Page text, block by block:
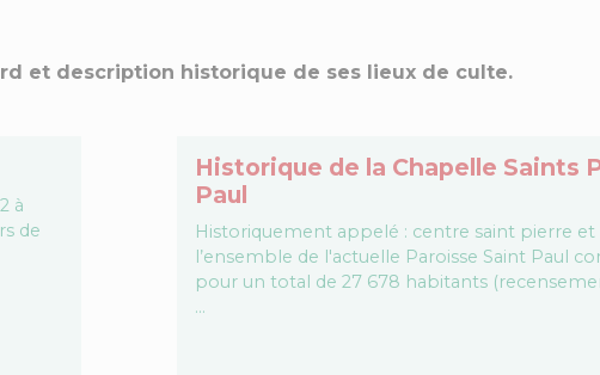
et description historique de ses lieux de culte.
à
de
Historique de la Chapelle Saints
Paul
Historiquement appelé : centre saint pierre et
l’ensemble de l'actuelle Paroisse Saint Paul
pour un total de 27 678 habitants
…